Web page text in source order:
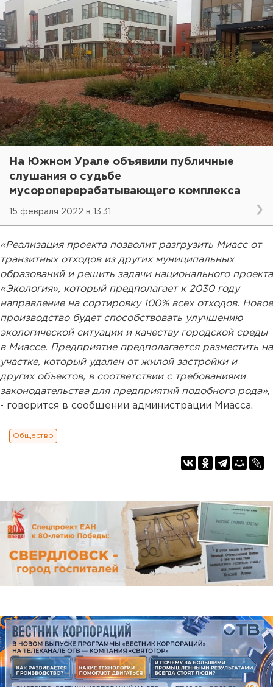
На Южном Урале объявили публичные
слушания о судьбе
мусороперерабатывающего комплекса
15 февраля 2022 в 13:31
«Реализация проекта позволит разгрузить Миасс от
транзитных отходов из других муниципальных
образований и решить задачи национального проекта
«Экология», который предполагает к 2030 году
направление на сортировку 100% всех отходов. Новое
производство будет способствовать улучшению
экологической ситуации и качеству городской среды
в Миассе. Предприятие предполагается разместить на
участке, который удален от жилой застройки и
других объектов, в соответствии с требованиями
законодательства для предприятий подобного рода»,
- говорится в сообщении администрации Миасса.
Общество